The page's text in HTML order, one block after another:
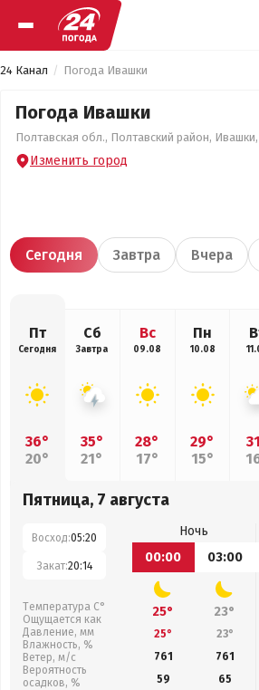
24 Канал Погода Ивашки
Погода Ивашки
Полтавская обл., Полтавский район,
Изменить город
Сегодня Завтра Вчера
Пт
Сегодня
36°
20°
Сб
Завтра
35°
21°
Вс
09.08
28°
17°
Пн
10.08
29°
15°
Пятница, 7 августа
Восход:05:20
Закат:20:14
Температура С°
Ощущается как
Давление, мм
Влажность, %
Ветер, м/с
Вероятность
осадков, %
Ночь
00:00
03:00
25° 23°
25° 23°
761
761
59
65